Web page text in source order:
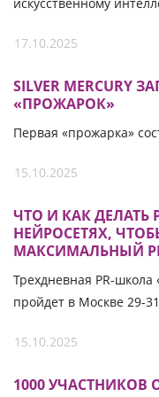
17.10.2025
SILVER
«ПРОЖАРОК»
Первая «прожарка»
15.10.2025
ЧТО И КАК ДЕЛАТЬ
НЕЙРОСЕТЯХ,
МАКСИМАЛЬНЫЙ
Трехдневная PR-школа
пройдет в Москве 29-
15.10.2025
1000